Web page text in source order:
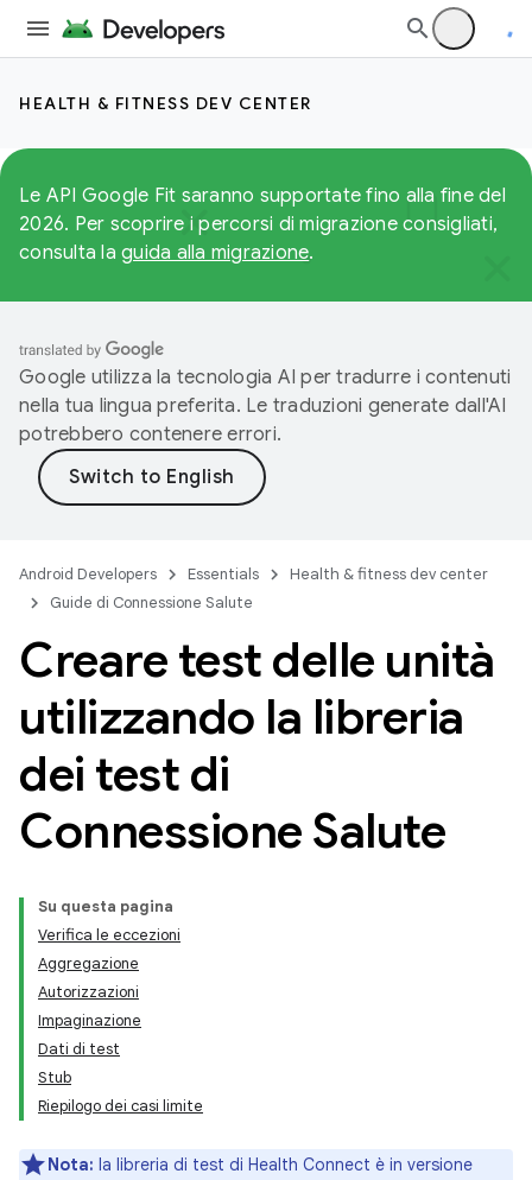
HEALTH & FITNESS DEV CENTER
Le API Google Fit saranno supportate fino alla fine del
2026. Per scoprire i percorsi di migrazione consigliati,
consulta la guida alla migrazione.
Google utilizza la tecnologia AI per tradurre i contenuti
nella tua lingua preferita. Le traduzioni generate dall'AI
potrebbero contenere errori.
Android Developers Essentials
Health & fitness dev center
Guide di Connessione Salute
Creare test delle unità
utilizzando la libreria
dei test di
Connessione Salute
Su questa pagina
Verifica le eccezioni
Aggregazione
Autorizzazioni
Impaginazione
Dati di test
Stub
Riepilogo dei casi limite
Nota: la libreria di test di Health Connect è in versione